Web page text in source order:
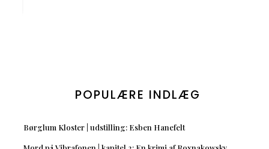
POPULÆRE INDLÆG
Børglum Kloster | udstilling: Esben Hanefelt